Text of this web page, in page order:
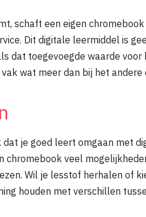
schaft een eigen
Dit digitale leermiddel is
dat toegevoegde waarde
wat meer dan bij het andere
je goed leert omgaan met
chromebook veel
Wil je lesstof herhalen of
houden met verschillen